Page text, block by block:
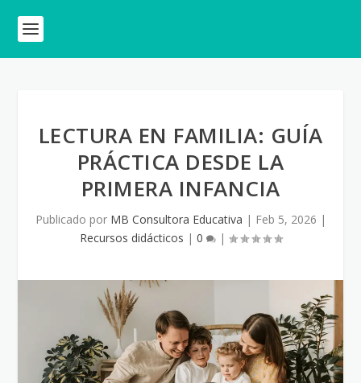
LECTURA EN FAMILIA: GUÍA
PRÁCTICA DESDE LA
PRIMERA INFANCIA
Publicado por MB Consultora Educativa | Feb 5, 2026 |
Recursos didácticos | 0 |